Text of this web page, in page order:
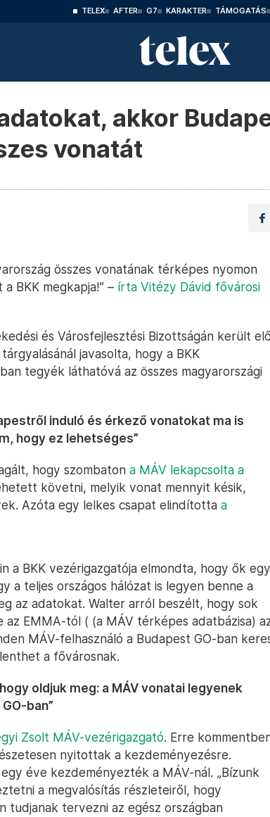
TELEX AFTER G7 KARAKTER TÁMOGATÁS
akkor
vonatát
összes vonatának térképes nyomon
BKK megkapja!” – írta Vitézy Dávid fővárosi
és Városfejlesztési Bizottságán került
javasolta, hogy a BKK
tegyék láthatóvá az összes magyarországi
induló és érkező vonatokat ma is
hogy ez lehetséges”
hogy szombaton a MÁV lekapcsolta a
követni, melyik vonat mennyit késik,
Azóta egy lelkes csapat elindította a
a BKK vezérigazgatója elmondta, hogy ők egy
a teljes országos hálózat is legyen benne a
az adatokat. Walter arról beszélt, hogy sok
EMMA-tól ( (a MÁV térképes adatbázisa)
MÁV-felhasználó a Budapest GO-ban
a fővárosnak.
oldjuk meg: a MÁV vonatai legyenek
ban”
Zsolt MÁV-vezérigazgató. Erre
nyitottak a kezdeményezésre.
éve kezdeményezték a MÁV-nál. „Bízunk
a megvalósítás részleteiről, hogy
tudjanak tervezni az egész országban